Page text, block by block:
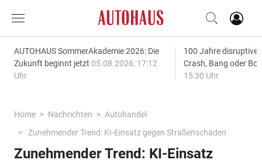
AUTOHAUS SommerAkademie 2026: Die
Zukunft beginnt jetzt 05.08.2026, 17:12
Uhr
100 Jahre disruptive
Crash, Bang oder
15:30 Uhr
Home Nachrichten
Autohandel
Zunehmender Trend: KI-Einsatz gegen Straßenschäden
Zunehmender Trend: KI-Einsatz